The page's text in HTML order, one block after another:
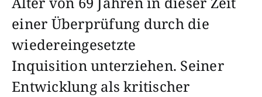
einer Überprüfung durch die
wiedereingesetzte
Inquisition unterziehen. Seiner
Entwicklung als kritischer